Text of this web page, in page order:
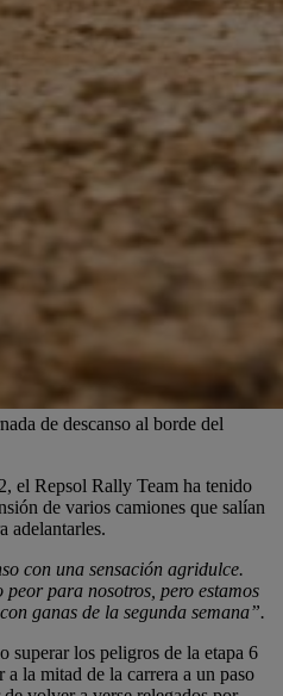
de descanso al borde del
el Repsol Rally Team ha tenido
de varios camiones que salían
adelantarles.
con una sensación agridulce.
para nosotros, pero estamos
ganas de la segunda semana”.
superar los peligros de la etapa 6
la mitad de la carrera a un paso